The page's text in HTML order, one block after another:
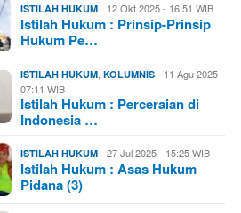
ISTILAH HUKUM 12 Okt 2025 - 16:51 WIB
Istilah Hukum : Prinsip-Prinsip
Hukum Pe…
ISTILAH HUKUM ,KOLUMNIS
11 Agu 2025 -
07:11 WIB
Istilah Hukum : Perceraian di
Indonesia …
ISTILAH HUKUM 27 Jul 2025 - 15:25 WIB
Istilah Hukum : Asas Hukum
Pidana (3)